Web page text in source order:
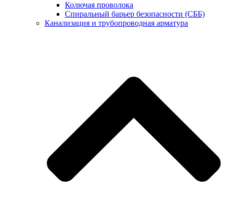
Колючая проволока
Спиральный барьер безопасности (СББ)
Канализация и трубопроводная арматура